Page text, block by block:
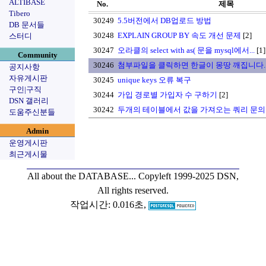
ALTIBASE
Tibero
DB 문서들
스터디
Community
공지사항
자유게시판
구인|구직
DSN 갤러리
도움주신분들
Admin
운영게시판
최근게시물
No.
제목
30249 5.5버전에서 DB업로드 방법
30248 EXPLAIN GROUP BY 속도 개선 문제 [2]
30247 오라클의 select with as( 문을 mysql에서... [1]
30246 첨부파일을 클릭하면 한글이 몽땅 깨집니다.
30245 unique keys 오류 복구
30244 가입 경로별 가입자 수 구하기 [2]
30242 두개의 테이블에서 값을 가져오는 쿼리 문
All about the DATABASE... Copyleft 1999-2025 DSN,
All rights reserved.
작업시간: 0.016초,